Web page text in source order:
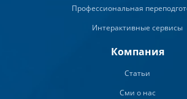
Профессиональная
Интерактивные сервисы
Компания
Статьи
Сми о нас